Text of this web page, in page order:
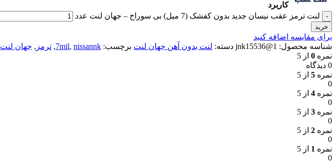
کاربرد
لنت ترمز عقب نیسان جدید بدون کفشک (7 میل) بی سوراخ – جهان لنت عدد
خرید
برای مقایسه اضافه کنید
شناسه محصول: 1@jnk15536 دسته: لنت بدون آهن جهان لنت برچسب: 7mil, nissannk
, ترمز , جهان لنت
نمره 0 از 5
0 دیدگاه
نمره 5 از 5
0
نمره 4 از 5
0
نمره 3 از 5
0
نمره 2 از 5
0
نمره 1 از 5
0